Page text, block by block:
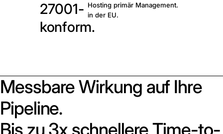
27001-
konform.
Hosting primär
in der EU.
Management.
Messbare Wirkung auf Ihre
Pipeline.
Bis zu 3x schnellere Time-to-